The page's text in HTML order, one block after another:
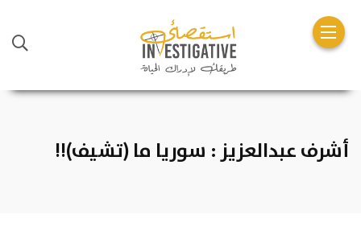
أشرف عبدالعزيز : سوريا ما (تشيف)!!